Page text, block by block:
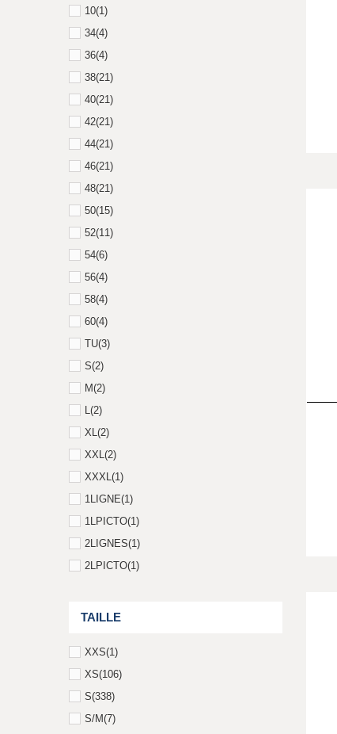
10(1)
34(4)
36(4)
38(21)
40(21)
42(21)
44(21)
46(21)
48(21)
50(15)
52(11)
54(6)
56(4)
58(4)
60(4)
TU(3)
S(2)
M(2)
L(2)
XL(2)
XXL(2)
XXXL(1)
1LIGNE(1)
1LPICTO(1)
2LIGNES(1)
2LPICTO(1)
TAILLE
XXS(1)
XS(106)
S(338)
S/M(7)